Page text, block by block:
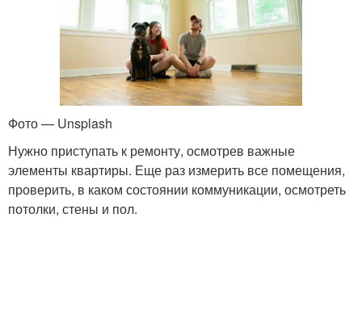
Фото — Unsplash
Нужно приступать к ремонту, осмотрев важные
элементы квартиры. Еще раз измерить все помещения,
проверить, в каком состоянии коммуникации, осмотреть
потолки, стены и пол.